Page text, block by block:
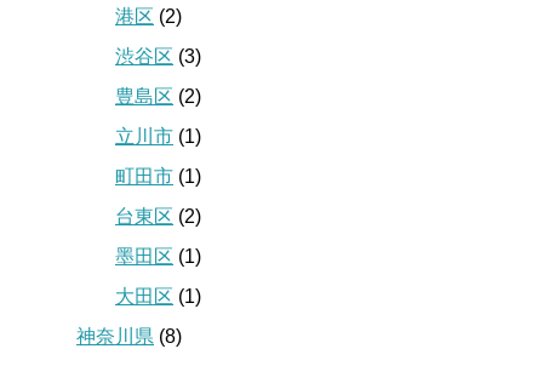
港区 (2)
渋谷区 (3)
豊島区 (2)
立川市 (1)
町田市 (1)
台東区 (2)
墨田区 (1)
大田区 (1)
神奈川県 (8)